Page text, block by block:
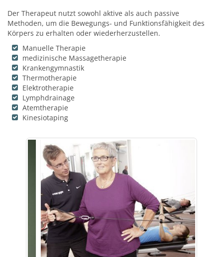
Der Therapeut nutzt sowohl aktive als auch passive
Methoden, um die Bewegungs- und Funktionsfähigkeit des
Körpers zu erhalten oder wiederherzustellen.
Manuelle Therapie
medizinische Massagetherapie
Krankengymnastik
Thermotherapie
Elektrotherapie
Lymphdrainage
Atemtherapie
Kinesiotaping